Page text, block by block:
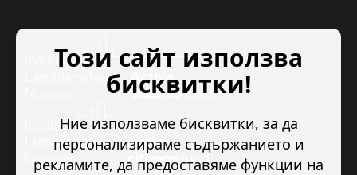
Този сайт използва
бисквитки!
Ние използваме бисквитки, за да
персонализираме съдържанието и
рекламите, да предоставяме функции на